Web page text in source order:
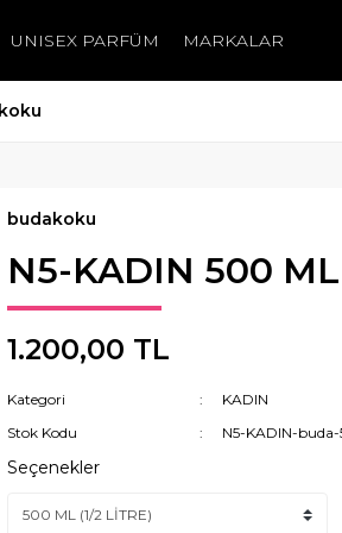
UNISEX PARFÜM MARKALAR
budakoku
N5-KADIN 500 ML
1.200,00 TL
Kategori
KADIN
Stok Kodu
N5-KADIN-
Seçenekler